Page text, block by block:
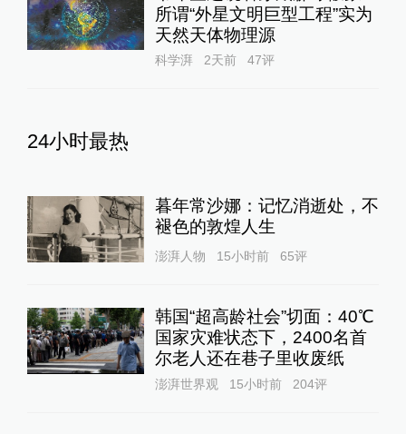
所谓“外星文明巨型工程”实为
天然天体物理源
科学湃 2天前 47评
24小时最热
暮年常沙娜：记忆消逝处，不
褪色的敦煌人生
澎湃人物 15小时前 65评
韩国“超高龄社会”切面：40℃
国家灾难状态下，2400名首
尔老人还在巷子里收废纸
澎湃世界观 15小时前 204评